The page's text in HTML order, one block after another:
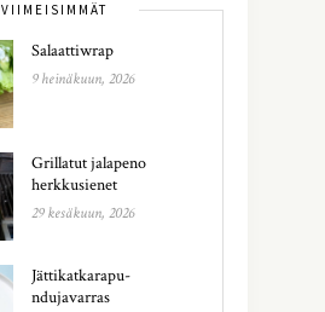
VIIMEISIMMÄT
Salaattiwrap
9 heinäkuun, 2026
Grillatut jalapeno
herkkusienet
29 kesäkuun, 2026
Jättikatkarapu-
ndujavarras